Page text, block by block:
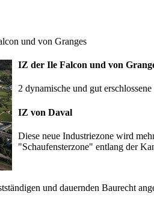
und von Granges
IZ der Ile Falcon und von
2 dynamische und gut
IZ von Daval
Diese neue Industriezone wird
"Schaufensterzone" entlang der
und dauernden Baurecht